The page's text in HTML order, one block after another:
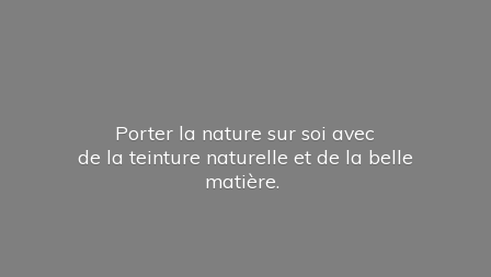
Porter la nature sur soi avec
de la teinture naturelle et de la belle
matière.